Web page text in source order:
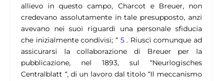
allievo in questo campo, Charcot e Breuer, non
credevano assolutamente in tale presupposto, anzi
avevano nei suoi riguardi una personale sfiducia
che inizialmente condivisi; “ 5. Riuscì comunque ad
assicurarsi la collaborazione di Breuer per la
pubblicazione, nel 1893, sul “Neurlogisches
Centralblatt “, di un lavoro dal titolo “Il meccanismo